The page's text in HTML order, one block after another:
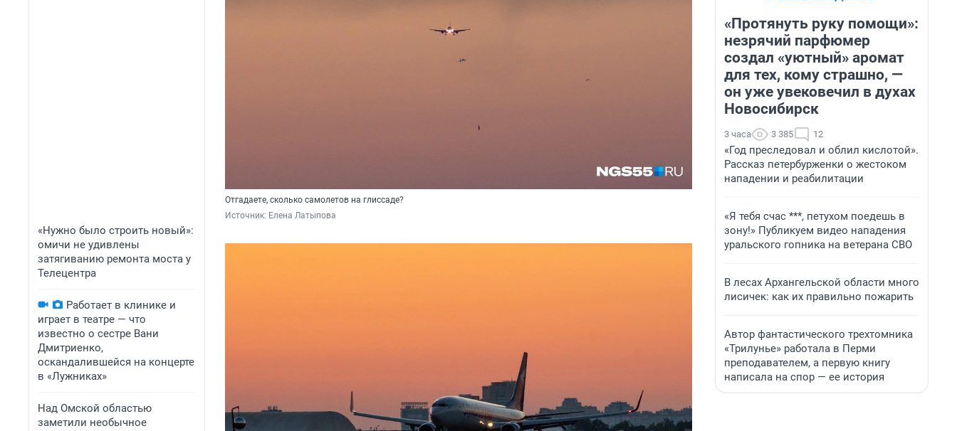
«Нужно было строить новый»:
омичи не удивлены
затягиванию ремонта моста у
Телецентра
Работает в клинике и
играет в театре — что
известно о сестре Вани
Дмитриенко,
оскандалившейся на концерте
в «Лужниках»
Над Омской областью
заметили необычное
Отгадаете, сколько самолетов на глиссаде?
Источник: Елена Латыпова
«Протянуть руку помощи»:
незрячий парфюмер
создал «уютный» аромат
для тех, кому страшно, —
он уже увековечил в духах
Новосибирск
3 часа 3 385 12
«Год преследовал и облил кислотой».
Рассказ петербурженки о жестоком
нападении и реабилитации
«Я тебя счас ***, петухом поедешь в
зону!» Публикуем видео нападения
уральского гопника на ветерана СВО
В лесах Архангельской области много
лисичек: как их правильно пожарить
Автор фантастического трехтомника
«Трилунье» работала в Перми
преподавателем, а первую книгу
написала на спор — ее история